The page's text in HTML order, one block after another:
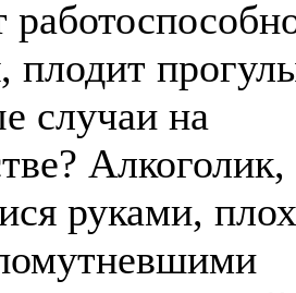
плодит
случаи на
Алкоголик,
руками,